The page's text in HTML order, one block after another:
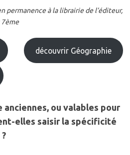
permanence à la librairie de l’éditeur,
7ème
découvrir Géographie
ou valables pour
elles saisir la spécificité